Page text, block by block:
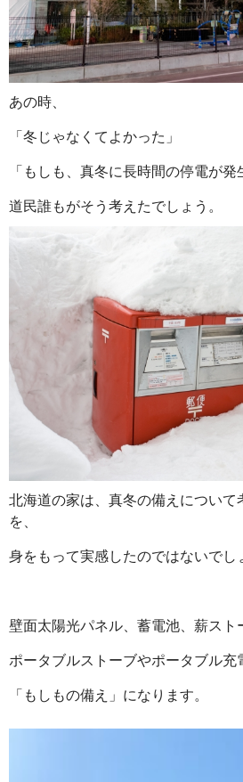
あの時、
「冬じゃなくてよかった」
「もしも、真冬に長時間の停電が発
道民誰もがそう考えたでしょう。
北海道の家は、真冬の備えについて
を、
身をもって実感したのではないでし
壁面太陽光パネル、蓄電池、薪スト
ポータブルストーブやポータブル充
「もしもの備え」になります。